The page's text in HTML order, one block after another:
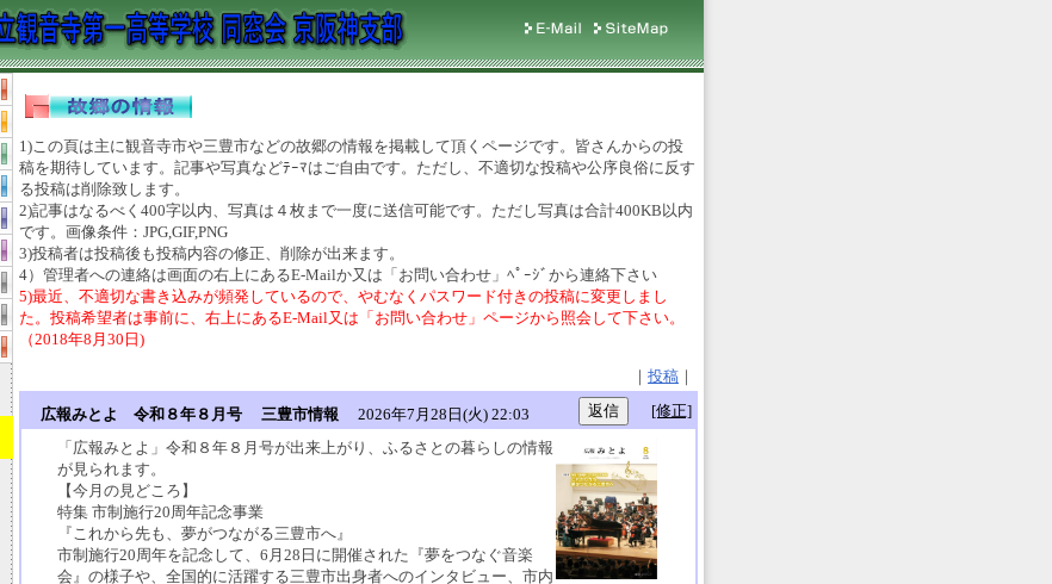
1)この頁は主に観音寺市や三豊市などの故郷の情報を掲載して頂くページです。皆さんからの投
稿を期待しています。記事や写真などﾃｰﾏはご自由です。ただし、不適切な投稿や公序良俗に反す
る投稿は削除致します。
2)記事はなるべく400字以内、写真は４枚まで一度に送信可能です。ただし写真は合計400KB以内
です。画像条件：JPG,GIF,PNG
3)投稿者は投稿後も投稿内容の修正、削除が出来ます。
4）管理者への連絡は画面の右上にあるE-Mailか又は「お問い合わせ」ﾍﾟｰｼﾞから連絡下さい
5)最近、不適切な書き込みが頻発しているので、やむなくパスワード付きの投稿に変更しまし
た。投稿希望者は事前に、右上にあるE-Mail又は「お問い合わせ」ページから照会して下さい。
（2018年8月30日)
｜ 投稿 ｜
広報みとよ 令和８年８月号 三豊市情報 2026年7月28日(火) 22:03 [修正]
「広報みとよ」令和８年８月号が出来上がり、ふるさとの暮らしの情報
が見られます。
【今月の見どころ】
特集 市制施行20周年記念事業
『これから先も、夢がつながる三豊市へ』
市制施行20周年を記念して、6月28日に開催された『夢をつなぐ音楽
会』の様子や、全国的に活躍する三豊市出身者へのインタビュー、市内